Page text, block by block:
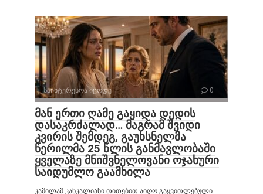
საინტერესოა იცოდე 0
მან ერთი ღამე გაყიდა დედის
დასაკრძალად… მაგრამ შვიდი
კვირის შემდეგ, გაუხსნელმა
წერილმა 25 წლის განმავლობაში
ყველაზე მნიშვნელოვანი ოჯახური
საიდუმლო გაამხილა
კამილამ კანკალიანი თითებით აიღო გაყვითლებული